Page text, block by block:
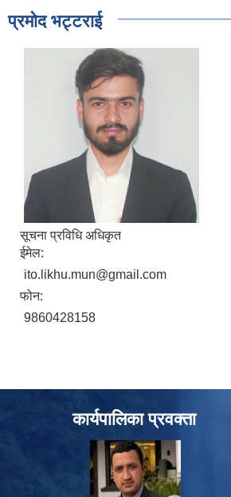
प्रमोद भट्टराई
सूचना प्रविधि अधिकृत
ईमेल:
ito.likhu.mun@gmail.com
फोन:
9860428158
कार्यपालिका प्रवक्ता